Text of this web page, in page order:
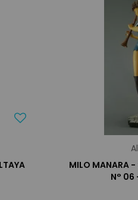
MILO MANARA -
N° 06